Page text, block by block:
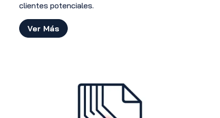
clientes potenciales.
Ver Más